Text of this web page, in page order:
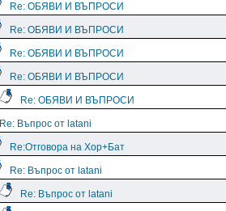
Re: ОБЯВИ И ВЪПРОСИ
Re: ОБЯВИ И ВЪПРОСИ
Re: ОБЯВИ И ВЪПРОСИ
Re: ОБЯВИ И ВЪПРОСИ
Re: ОБЯВИ И ВЪПРОСИ
Re: Въпрос от latani
Re:Отговора на Хор+Бат
Re: Въпрос от latani
Re: Въпрос от latani